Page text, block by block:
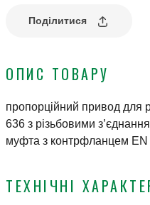
Поділитися
ОПИС ТОВАРУ
пропорційний привод для
636 з різьбовими
муфта з контрфланцем EN
ТЕХНІЧНІ